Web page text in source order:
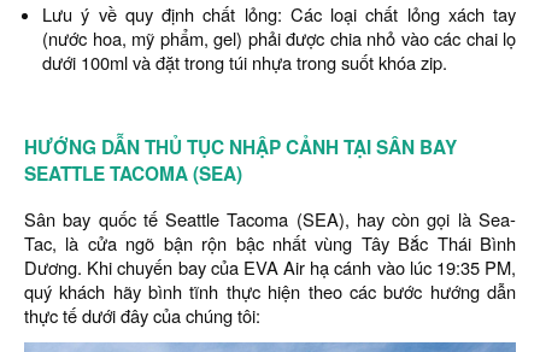
Lưu ý về quy định chất lỏng: Các loại chất lỏng xách tay
(nước hoa, mỹ phẩm, gel) phải được chia nhỏ vào các chai lọ
dưới 100ml và đặt trong túi nhựa trong suốt khóa zip.
HƯỚNG DẪN THỦ TỤC NHẬP CẢNH TẠI SÂN BAY
SEATTLE TACOMA (SEA)
Sân bay quốc tế Seattle Tacoma (SEA), hay còn gọi là Sea-
Tac, là cửa ngõ bận rộn bậc nhất vùng Tây Bắc Thái Bình
Dương. Khi chuyến bay của EVA Air hạ cánh vào lúc 19:35 PM,
quý khách hãy bình tĩnh thực hiện theo các bước hướng dẫn
thực tế dưới đây của chúng tôi: